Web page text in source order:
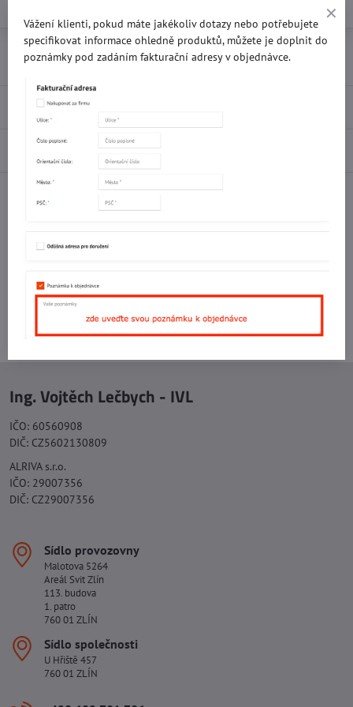
Přidat k Oblíbeným Doručení
Recenze 0
FacebookTwitterBlueskyPinterest
Potřebujete poradit s objednávkou?
+420 577 523 563
Ing. Vojtěch Lečbych - IVL
IČO: 60560908
DIČ: CZ5602130809
ALRIVA s.r.o.
IČO: 29007356
DIČ: CZ29007356
Sídlo provozovny
Malotova 5264
Areál Svit Zlín
113. budova
1. patro
760 01 ZLÍN
Sídlo společnosti
U Hřiště 457
760 01 ZLÍN
Vážení klienti, pokud máte jakékoliv dotazy nebo potřebujete
specifikovat informace ohledně produktů, můžete je doplnit do
poznámky pod zadáním fakturační adresy v objednávce.